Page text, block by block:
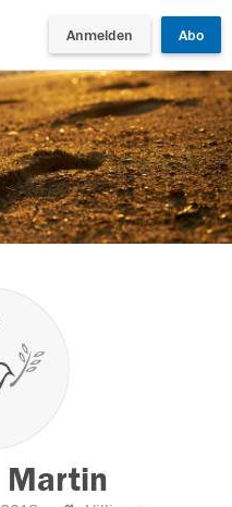
Anmelden Abo
Martin